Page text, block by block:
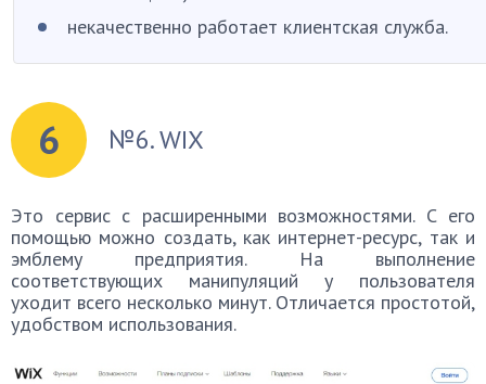
некачественно работает клиентская служба.
6 №6. WIX
Это сервис с расширенными возможностями. С его
помощью можно создать, как интернет-ресурс, так и
эмблему предприятия. На выполнение
соответствующих манипуляций у пользователя
уходит всего несколько минут. Отличается простотой,
удобством использования.